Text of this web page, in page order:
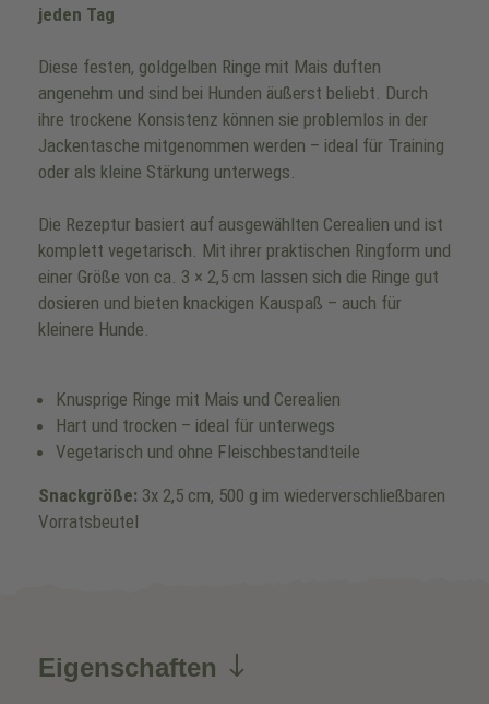
jeden Tag
Diese festen, goldgelben Ringe mit Mais duften
angenehm und sind bei Hunden äußerst beliebt. Durch
ihre trockene Konsistenz können sie problemlos in der
Jackentasche mitgenommen werden – ideal für Training
oder als kleine Stärkung unterwegs.
Die Rezeptur basiert auf ausgewählten Cerealien und ist
komplett vegetarisch. Mit ihrer praktischen Ringform und
einer Größe von ca. 3 × 2,5 cm lassen sich die Ringe gut
dosieren und bieten knackigen Kauspaß – auch für
kleinere Hunde.
Knusprige Ringe mit Mais und Cerealien
Hart und trocken – ideal für unterwegs
Vegetarisch und ohne Fleischbestandteile
Snackgröße: 3x 2,5 cm, 500 g im wiederverschließbaren
Vorratsbeutel
Eigenschaften